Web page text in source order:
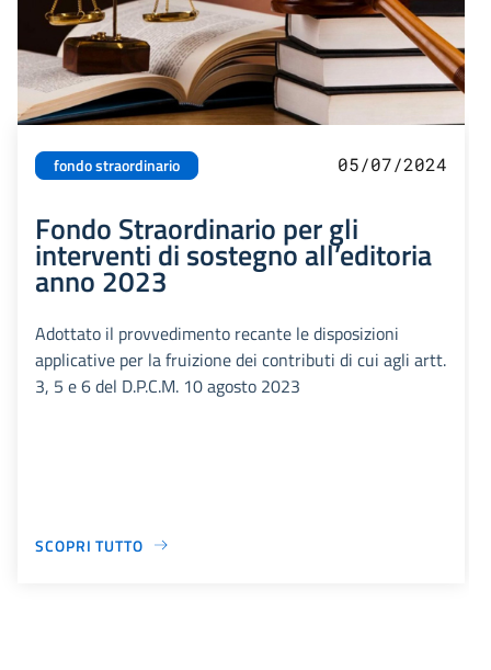
fondo straordinario 05/07/2024
Fondo Straordinario per gli
interventi di sostegno all’editoria
anno 2023
Adottato il provvedimento recante le disposizioni
applicative per la fruizione dei contributi di cui agli artt.
3, 5 e 6 del D.P.C.M. 10 agosto 2023
SCOPRI TUTTO